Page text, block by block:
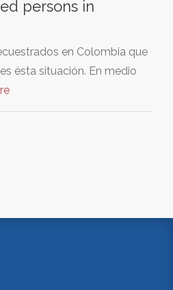
persons in
en Colombia que
ésta situación. En medio